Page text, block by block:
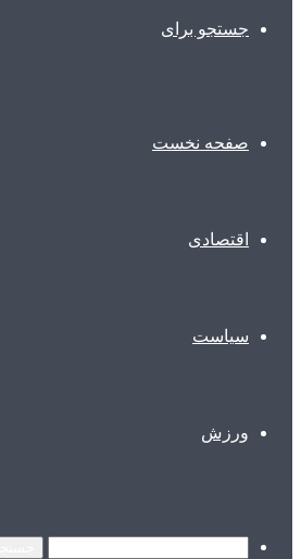
جستجو برای
صفحه نخست
اقتصادی
سیاست
ورزش